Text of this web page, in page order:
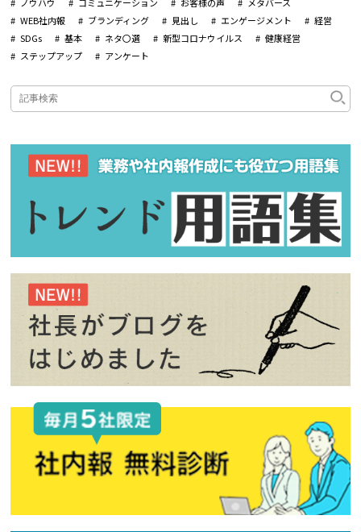
WEB社内報
ブランディング 見出し エンゲージメント
経営
SDGs
基本 ネタ〇選 新型コロナウイルス
健康経営
ステップアップ
アンケート